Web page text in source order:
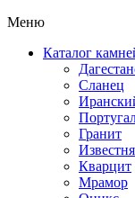
Меню
Каталог
Сланец
Гранит
Кварцит
Мрамор